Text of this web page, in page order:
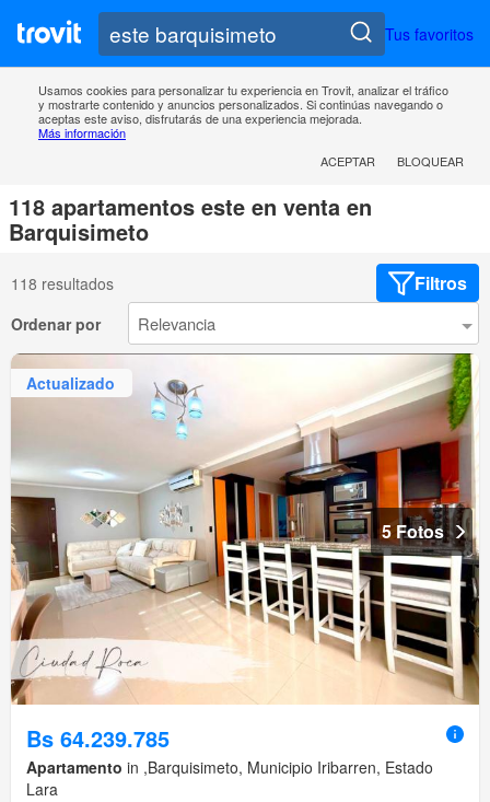
Tus favoritos
Usamos cookies para personalizar tu experiencia en Trovit, analizar el tráfico
y mostrarte contenido y anuncios personalizados. Si continúas navegando o
aceptas este aviso, disfrutarás de una experiencia mejorada.
Más información
ACEPTAR
BLOQUEAR
118 apartamentos este en venta en
Barquisimeto
118 resultados Filtros
Ordenar por
Actualizado
5 Fotos
Bs 64.239.785
Apartamento in ,Barquisimeto, Municipio Iribarren, Estado
Lara